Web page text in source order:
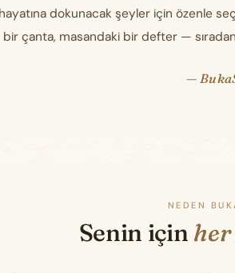
dokunacak şeyler için özenle
bir çanta, masandaki bir defter —
—
NEDEN
Senin için her